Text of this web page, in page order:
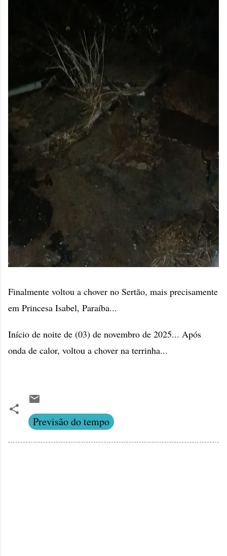
Finalmente voltou a chover no Sertão, mais precisamente
em Princesa Isabel, Paraíba...
Início de noite de (03) de novembro de 2025... Após
onda de calor, voltou a chover na terrinha...
Previsão do tempo